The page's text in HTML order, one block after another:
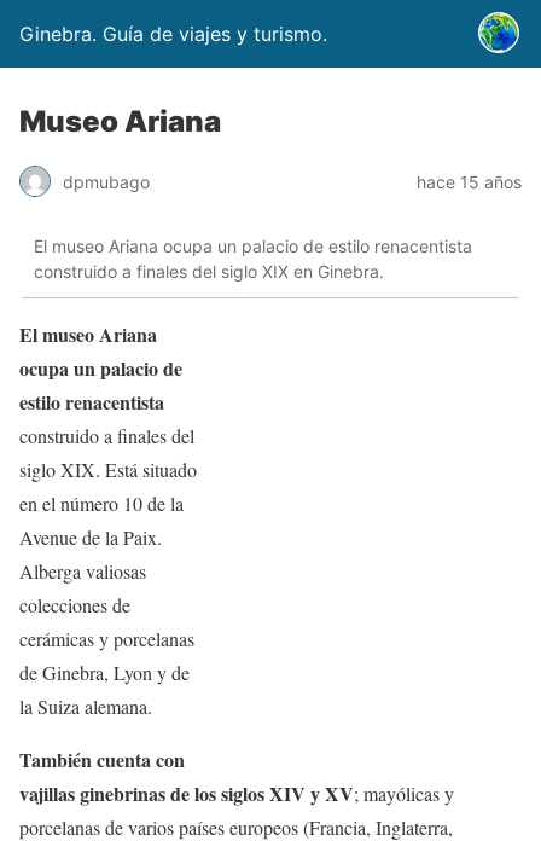
Ginebra. Guía de viajes y turismo.
Museo Ariana
dpmubago hace 15 años
El museo Ariana ocupa un palacio de estilo renacentista
construido a finales del siglo XIX en Ginebra.
El museo Ariana
ocupa un palacio de
estilo renacentista
construido a finales del
siglo XIX. Está situado
en el número 10 de la
Avenue de la Paix.
Alberga valiosas
colecciones de
cerámicas y porcelanas
de Ginebra, Lyon y de
la Suiza alemana.
También cuenta con
vajillas ginebrinas de los siglos XIV y XV; mayólicas y
porcelanas de varios países europeos (Francia, Inglaterra,